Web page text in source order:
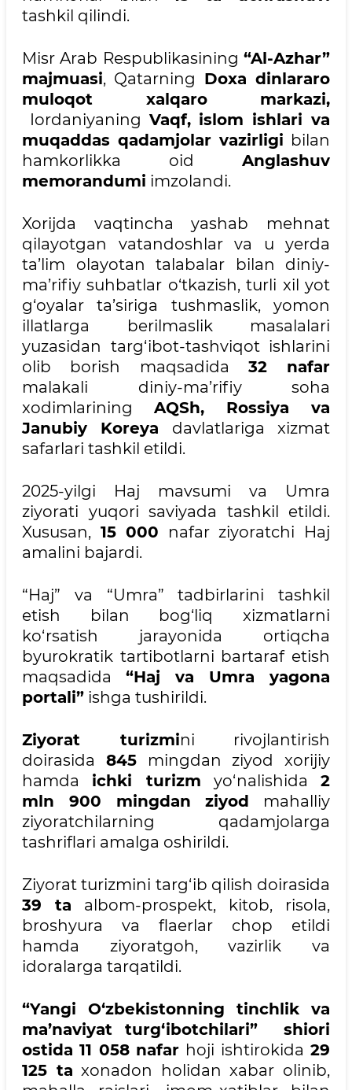
tashkil qilindi.
Misr Arab Respublikasining “Al-Azhar”
majmuasi, Qatarning Doxa dinlararo
muloqot xalqaro markazi,
Iordaniyaning Vaqf, islom ishlari va
muqaddas qadamjolar vazirligi bilan
hamkorlikka oid Anglashuv
memorandumi imzolandi.
Xorijda vaqtincha yashab mehnat
qilayotgan vatandoshlar va u yerda
ta’lim olayotan talabalar bilan diniy-
ma’rifiy suhbatlar o‘tkazish, turli xil yot
g‘oyalar ta’siriga tushmaslik, yomon
illatlarga berilmaslik masalalari
yuzasidan targ‘ibot-tashviqot ishlarini
olib borish maqsadida 32 nafar
malakali diniy-ma’rifiy soha
xodimlarining AQSh, Rossiya va
Janubiy Koreya davlatlariga xizmat
safarlari tashkil etildi.
2025-yilgi Haj mavsumi va Umra
ziyorati yuqori saviyada tashkil etildi.
Xususan, 15 000 nafar ziyoratchi Haj
amalini bajardi.
“Haj” va “Umra” tadbirlarini tashkil
etish bilan bog‘liq xizmatlarni
ko‘rsatish jarayonida ortiqcha
byurokratik tartibotlarni bartaraf etish
maqsadida “Haj va Umra yagona
portali” ishga tushirildi.
Ziyorat turizmini rivojlantirish
doirasida 845mingdan ziyod xorijiy
hamda ichki turizm yo‘nalishida 2
mln 900 mingdan ziyod mahalliy
ziyoratchilarning qadamjolarga
tashriflari amalga oshirildi.
Ziyorat turizmini targ‘ib qilish doirasida
39 ta albom-prospekt, kitob, risola,
broshyura va flaerlar chop etildi
hamda ziyoratgoh, vazirlik va
idoralarga tarqatildi.
“Yangi O‘zbekistonning tinchlik va
ma’naviyat turg‘ibotchilari” shiori
ostida 11 058 nafar hoji ishtirokida 29
125 ta xonadon holidan xabar olinib,